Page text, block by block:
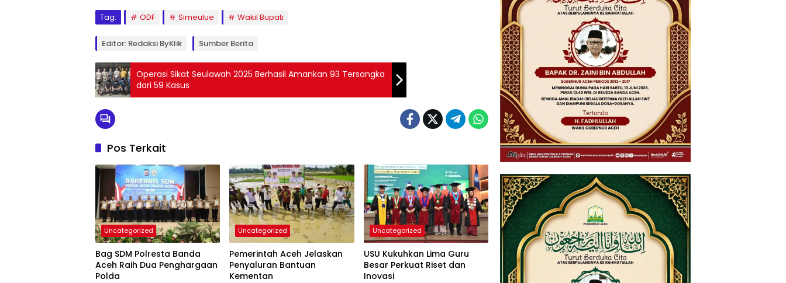
Tag: ODF Simeulue Wakil Bupati
Editor: Redaksi ByKlik Sumber Berita
Operasi Sikat Seulawah 2025 Berhasil Amankan 93 Tersangka
dari 59 Kasus
Pos Terkait
Uncategorized
Bag SDM Polresta Banda
Aceh Raih Dua Penghargaan
Polda
Uncategorized
Pemerintah Aceh Jelaskan
Penyaluran Bantuan
Kementan
Uncategorized
USU Kukuhkan Lima Guru
Besar Perkuat Riset dan
Inovasi